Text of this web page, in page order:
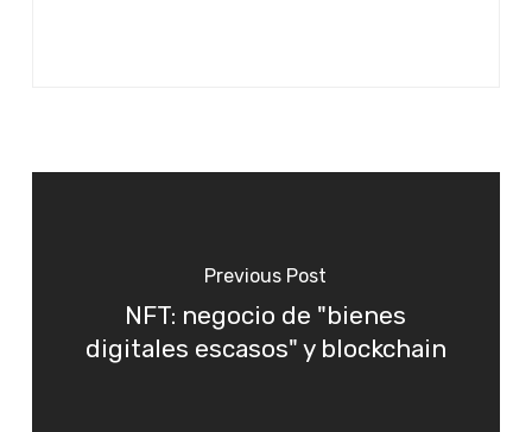
Previous Post
NFT: negocio de "bienes
digitales escasos" y blockchain